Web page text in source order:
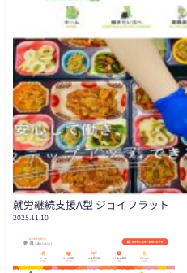
就労継続支援A型 ジョイフラット
2025.11.10